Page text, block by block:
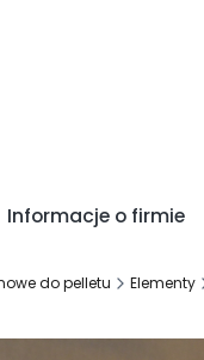
Informacje o firmie
do pelletu Elementy